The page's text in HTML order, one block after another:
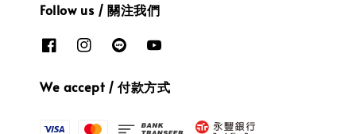
Follow us / 關注我們
We accept / 付款方式